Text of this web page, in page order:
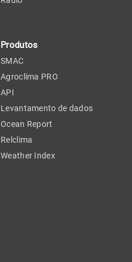
Produtos
SMAC
Agroclima PRO
API
Levantamento de dados
Ocean Report
Relclima
Weather Index